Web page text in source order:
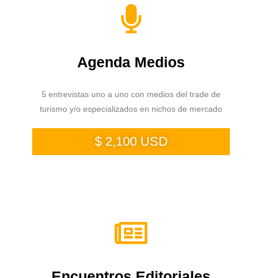
Agenda Medios
5 entrevistas uno a uno con medios del trade de
turismo y/o especializados en nichos de mercado
$ 2,100 USD